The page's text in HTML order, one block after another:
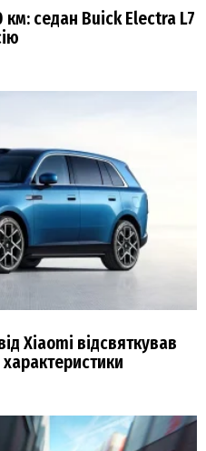
седан Buick Electra L7
Xiaomi відсвяткував